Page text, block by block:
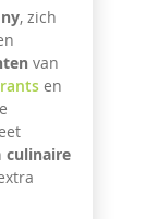
, zich
van
en
culinaire